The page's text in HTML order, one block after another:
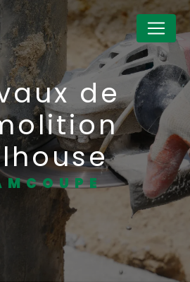
de
cookies